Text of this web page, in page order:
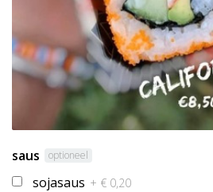
saus optioneel
sojasaus + € 0,20